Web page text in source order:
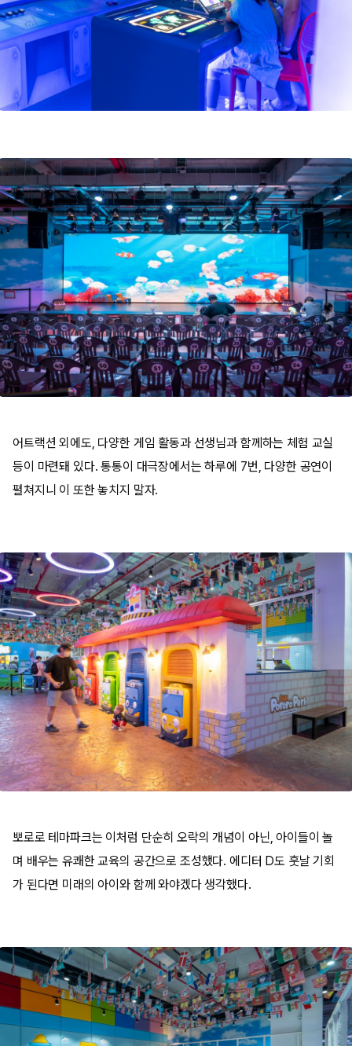
어트랙션 외에도, 다양한 게임 활동과 선생님과 함께하는 체험 교실
등이 마련돼 있다. 통통이 대극장에서는 하루에 7번, 다양한 공연이
펼쳐지니 이 또한 놓치지 말자.
뽀로로 테마파크는 이처럼 단순히 오락의 개념이 아닌, 아이들이 놀
며 배우는 유쾌한 교육의 공간으로 조성했다. 에디터 D도 훗날 기회
가 된다면 미래의 아이와 함께 와야겠다 생각했다.